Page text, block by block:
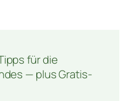
für die
— plus Gratis-